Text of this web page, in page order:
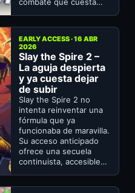
EARLY ACCESS · 16 ABR
2026
Slay the Spire 2 –
La aguja despierta
y ya cuesta dejar
de subir
Slay the Spire 2 no
intenta reinventar una
fórmula que ya
funcionaba de maravilla.
Su acceso anticipado
ofrece una secuela
continuista, accesible…